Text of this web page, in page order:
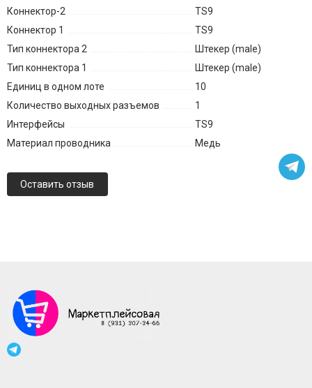
Коннектор-2
TS9
Коннектор 1
TS9
Тип коннектора 2
Штекер (male)
Тип коннектора 1
Штекер (male)
Единиц в одном лоте
10
Количество выходных разъемов
1
Интерфейсы
TS9
Материал проводника
Медь
Оставить отзыв